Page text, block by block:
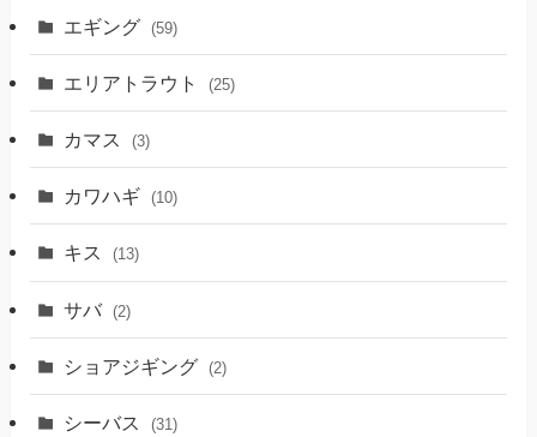
エギング (59)
エリアトラウト (25)
カマス (3)
カワハギ (10)
キス (13)
サバ (2)
ショアジギング (2)
シーバス (31)